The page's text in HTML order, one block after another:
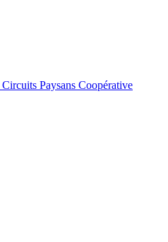
Circuits Paysans Coopérative